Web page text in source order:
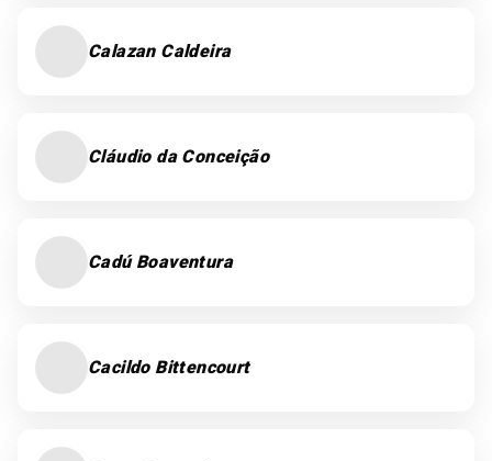
Calazan Caldeira
Cláudio da Conceição
Cadú Boaventura
Cacildo Bittencourt